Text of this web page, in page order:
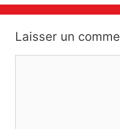
Laisser un